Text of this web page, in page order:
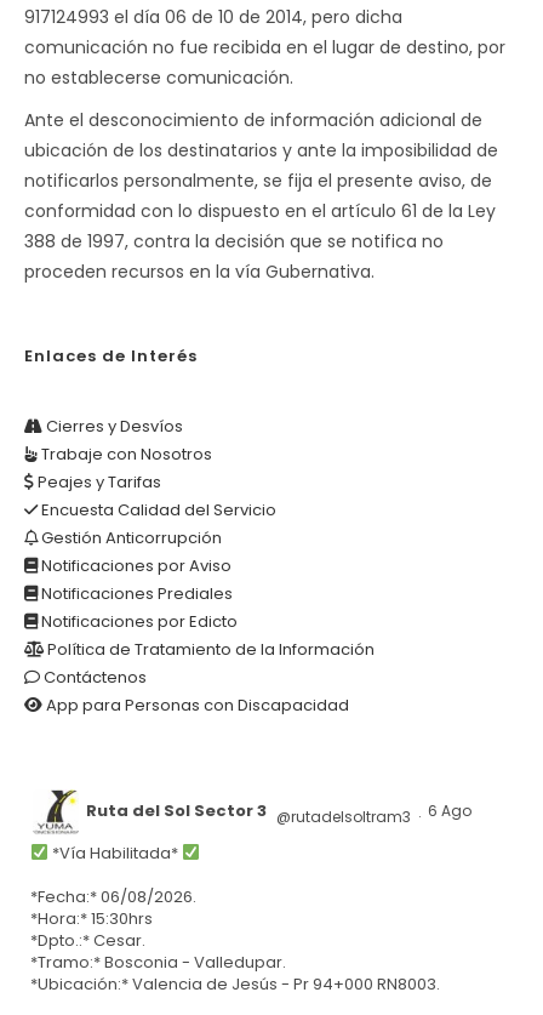
917124993 el día 06 de 10 de 2014, pero dicha
comunicación no fue recibida en el lugar de destino, por
no establecerse comunicación.
Ante el desconocimiento de información adicional de
ubicación de los destinatarios y ante la imposibilidad de
notificarlos personalmente, se fija el presente aviso, de
conformidad con lo dispuesto en el artículo 61 de la Ley
388 de 1997, contra la decisión que se notifica no
proceden recursos en la vía Gubernativa.
Enlaces de Interés
Cierres y Desvíos
Trabaje con Nosotros
Peajes y Tarifas
Encuesta Calidad del Servicio
Gestión Anticorrupción
Notificaciones por Aviso
Notificaciones Prediales
Notificaciones por Edicto
Política de Tratamiento de la Información
Contáctenos
App para Personas con Discapacidad
Ruta del Sol Sector 3 @rutadelsoltram3 · 6 Ago
*Vía Habilitada*
*Fecha:* 06/08/2026.
*Hora:* 15:30hrs
*Dpto.:* Cesar.
*Tramo:* Bosconia - Valledupar.
*Ubicación:* Valencia de Jesús - Pr 94+000 RN8003.